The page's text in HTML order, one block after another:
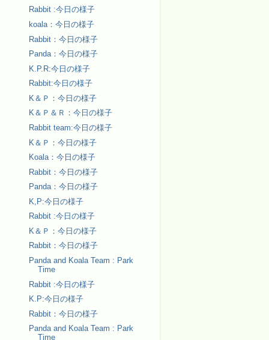
Rabbit :今日の様子
koala：今日の様子
Rabbit：今日の様子
Panda：今日の様子
K.P.R:今日の様子
Rabbit:今日の様子
K＆Ｐ：今日の様子
K＆Ｐ＆Ｒ：今日の様子
Rabbit team:今日の様子
K＆Ｐ：今日の様子
Koala：今日の様子
Rabbit：今日の様子
Panda：今日の様子
K,P:今日の様子
Rabbit :今日の様子
K＆Ｐ：今日の様子
Rabbit：今日の様子
Panda and Koala Team : Park
Time
Rabbit :今日の様子
K.P:今日の様子
Rabbit：今日の様子
Panda and Koala Team : Park
Time